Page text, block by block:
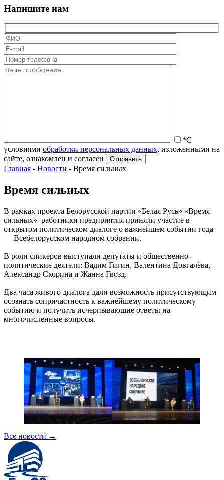
Напишите нам
*С
условиями обработки персональных данных, изложенными на
сайте, ознакомлен и согласен
Главная - Новости - Время сильных
Время сильных
В рамках проекта Белорусской партии «Белая Русь» «Время
сильных» работники предприятия приняли участие в
открытом политическом диалоге о важнейшем событии года
— Всебелорусском народном собрании.
В роли спикеров выступали депутаты и общественно-
политические деятели: Вадим Гигин, Валентина Довгалёва,
Александр Скорина и Жанна Гвозд.
Два часа живого диалога дали возможность присутствующим
осознать сопричастность к важнейшему политическому
событию и получить исчерпывающие ответы на
многочисленные вопросы.
Все новости →